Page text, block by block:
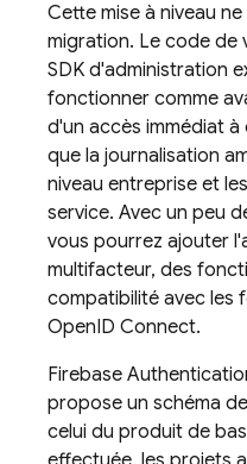
Cette mise à niveau
migration. Le code de
SDK d'administration
fonctionner comme
d'un accès immédiat
que la journalisation
niveau entreprise et
service. Avec un peu
vous pourrez ajouter
multifacteur, des
compatibilité avec les
OpenID Connect.
Firebase
propose un schéma
celui du produit de